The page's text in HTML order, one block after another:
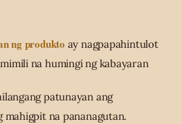
ng produkto ay nagpapahintulot
na humingi ng kabayaran
patunayan ang
mahigpit na pananagutan.